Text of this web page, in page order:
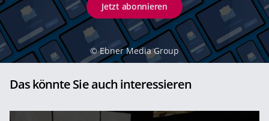
Jetzt abonnieren
© Ebner Media Group
Das könnte Sie auch interessieren